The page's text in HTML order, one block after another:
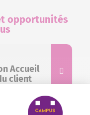
opportunités
Accueil
client